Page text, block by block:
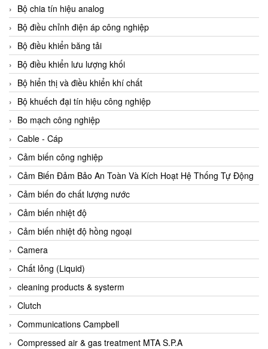
Adler Vietnam
Ados Vietnam
Advanced Energy Vietnam
Advantech Vietnam
Agate Vietnam
AGR International Vietnam
Aichi Tokei Denki Vietnam
Aii Vietnam
AIKOH
AINUO Vietnam
AIR MAJOR
Aira Euro Automation
Airtac Vietnam
Airtec Vietnam
AI-Tek Vietnam
Akerstroms Viet Nam
AKO Armaturen & Separationstechnik
AKO Armaturen & Separationstechnik Vietnam
AKUSENSE
Bộ chia tín hiệu analog
Bộ điều chỉnh điện áp công nghiệp
Bộ điều khiển băng tải
Bộ điều khiển lưu lượng khối
Bộ hiển thị và điều khiển khí chất
Bộ khuếch đại tín hiệu công nghiệp
Bo mạch công nghiệp
Cable - Cáp
Cảm biến công nghiệp
Cảm Biến Đảm Bảo An Toàn Và Kích Hoạt Hệ Thống Tự Động
Cảm biến đo chất lượng nước
Cảm biến nhiệt độ
Cảm biến nhiệt độ hồng ngoại
Camera
Chất lỏng (Liquid)
cleaning products & systerm
Clutch
Communications Campbell
Compressed air & gas treatment MTA S.P.A